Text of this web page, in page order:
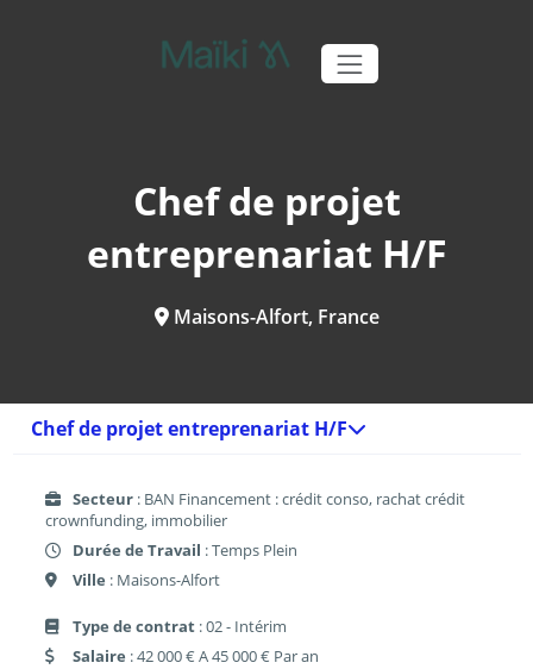
Chef de projet
entreprenariat H/F
Maisons-Alfort, France
Chef de projet entreprenariat H/F
Secteur : BAN Financement : crédit conso, rachat crédit
crownfunding, immobilier
Durée de Travail : Temps Plein
Ville : Maisons-Alfort
Type de contrat : 02 - Intérim
Salaire : 42 000 € A 45 000 € Par an